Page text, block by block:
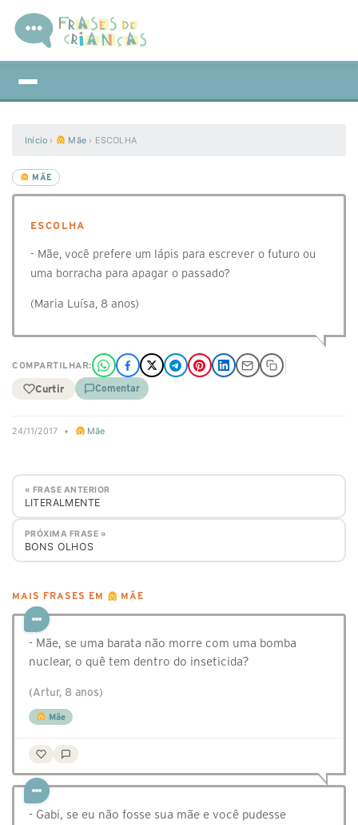
Início › Mãe › ESCOLHA
MÃE
ESCOLHA
- Mãe, você prefere um lápis para escrever o futuro ou
uma borracha para apagar o passado?
(Maria Luísa, 8 anos)
COMPARTILHAR:
Curtir Comentar
24/11/2017 • Mãe
« FRASE ANTERIOR
LITERALMENTE
PRÓXIMA FRASE »
BONS OLHOS
MAIS FRASES EM MÃE
- Mãe, se uma barata não morre com uma bomba
nuclear, o quê tem dentro do inseticida?
(Artur, 8 anos)
Mãe
- Gabi, se eu não fosse sua mãe e você pudesse